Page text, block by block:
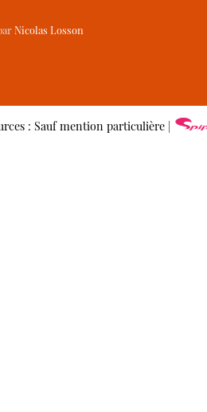
Nicolas Losson
: Sauf mention particulière |